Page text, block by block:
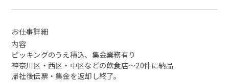
お仕事詳細
内容
ピッキングのうえ積込、集金業務有り
神奈川区・西区・中区などの飲食店～20件に納品
帰社後伝票・集金を返却し終了。